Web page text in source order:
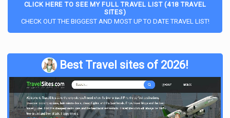
CLICK HERE TO SEE MY FULL TRAVEL LIST (418 TRAVEL
SITES)
CHECK OUT THE BIGGEST AND MOST UP TO DATE TRAVEL LIST!
Best Travel sites of 2026!